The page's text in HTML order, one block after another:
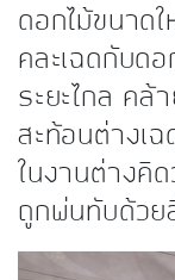
ดอกไม้ขนาด
คละเฉดกับดอ
ระยะไกล คล้
สะท้อนต่างเ
ในงานต่างคิ
ถูกพ่นทับด้วย